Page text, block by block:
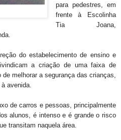
para pedestres, em
frente à Escolinha
Tia Joana,
do estabelecimento de ensino e
a criação de uma faixa de
melhorar a segurança das crianças,
avenida.
de carros e pessoas, principalmente
alunos, é intenso e é grande o risco
transitam naquela área.